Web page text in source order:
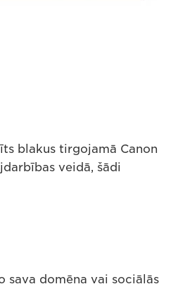
blakus tirgojamā Canon
veidā, šādi
sava domēna vai sociālās